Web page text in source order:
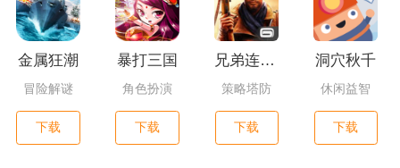
金属狂潮
冒险解谜
下载
暴打三国
角色扮演
下载
兄弟连3：战争之子
策略塔防
下载
洞穴秋千
休闲益智
下载